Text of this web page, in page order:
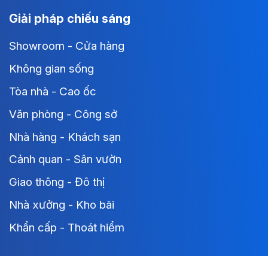
Giải pháp chiếu sáng
Showroom - Cửa hàng
Không gian sống
Tòa nhà - Cao ốc
Văn phòng - Công sở
Nhà hàng - Khách sạn
Cảnh quan - Sân vườn
Giao thông - Đô thị
Nhà xưởng - Kho bãi
Khẩn cấp - Thoát hiểm